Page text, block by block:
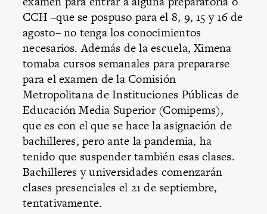
CCH –que se pospuso para el 8, 9, 15 y 16 de
agosto– no tenga los conocimientos
necesarios. Además de la escuela, Ximena
tomaba cursos semanales para prepararse
para el examen de la Comisión
Metropolitana de Instituciones Públicas de
Educación Media Superior (Comipems),
que es con el que se hace la asignación de
bachilleres, pero ante la pandemia, ha
tenido que suspender también esas clases.
Bachilleres y universidades comenzarán
clases presenciales el 21 de septiembre,
tentativamente.